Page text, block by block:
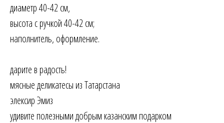
диаметр 40-42 см,
высота с ручкой 40-42 см;
наполнитель, оформление.
дарите в радость!
мясные деликатесы из Татарстана
элексир Эмиз
удивите полезными добрым казанским подарком